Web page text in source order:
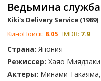
Ведьмина
Kiki's Delivery Service (1989)
КиноПоиск: 8.05 IMDB: 7.9
Страна: Япония
Режиссер: Хаяо Миядзаки
Актеры: Минами Такаяма,